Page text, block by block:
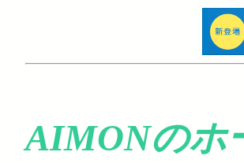
AIMONのホ